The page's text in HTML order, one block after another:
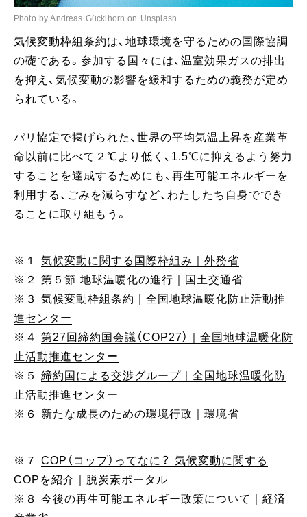
Photo by Andreas Gücklhorn on Unsplash
気候変動枠組条約は、地球環境を守るための国際協調
の礎である。参加する国々には、温室効果ガスの排出
を抑え、気候変動の影響を緩和するための義務が定め
られている。
パリ協定で掲げられた、世界の平均気温上昇を産業革
命以前に比べて２℃より低く、1.5℃に抑えるよう努力
することを達成するためにも、再生可能エネルギーを
利用する、ごみを減らすなど、わたしたち自身ででき
ることに取り組もう。
※１ 気候変動に関する国際枠組み｜外務省
※２ 第５節 地球温暖化の進行｜国土交通省
※３ 気候変動枠組条約｜全国地球温暖化防止活動推
進センター
※４ 第27回締約国会議（COP27）｜全国地球温暖化防
止活動推進センター
※５ 締約国による交渉グループ｜全国地球温暖化防
止活動推進センター
※６ 新たな成長のための環境行政｜環境省
※７ COP（コップ）ってなに？ 気候変動に関する
COPを紹介｜脱炭素ポータル
※８ 今後の再生可能エネルギー政策について｜経済